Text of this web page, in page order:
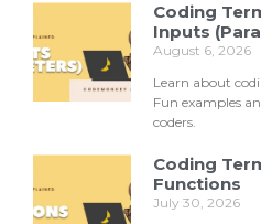
Coding
Inputs
August 6, 2026
Learn about
Fun examples
coders.
Coding
Functions
July 30, 2026